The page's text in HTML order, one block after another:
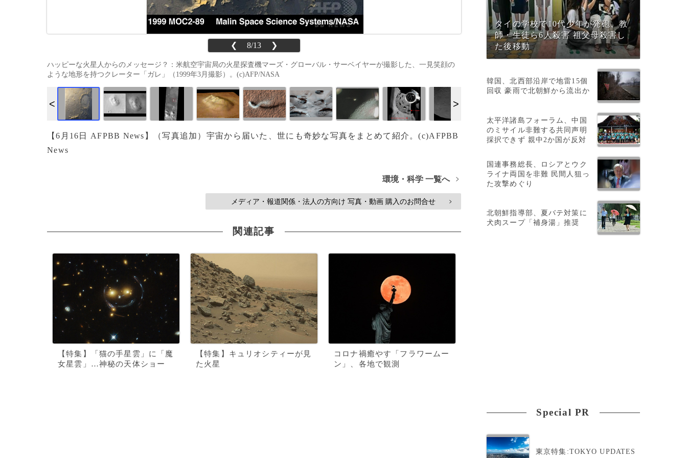
❮ 8/13 ❯
ハッピーな火星人からのメッセージ？：米航空宇宙局の火星探査機マーズ・グローバル・サーベイヤーが撮影した、一見笑顔の
ような地形を持つクレーター「ガレ」（1999年3月撮影）。(c)AFP/NASA
【6月16日 AFPBB News】（写真追加）宇宙から届いた、世にも奇妙な写真をまとめて紹介。(c)AFPBB
News
環境・科学 一覧へ >
メディア・報道関係・法人の方向け 写真・動画 購入のお問合せ >
関連記事
【特集】「猫の手星雲」に「魔
女星雲」…神秘の天体ショー
【特集】キュリオシティーが見
た火星
コロナ禍癒やす「フラワームー
ン」、各地で観測
タイの学校で10代少年が発砲、教
師・生徒ら6人殺害 祖父母殺害し
た後移動
韓国、北西部沿岸で地雷15個
回収 豪雨で北朝鮮から流出か
太平洋諸島フォーラム、中国
のミサイル非難する共同声明
採択できず 親中2か国が反対
国連事務総長、ロシアとウク
ライナ両国を非難 民間人狙っ
た攻撃めぐり
北朝鮮指導部、夏バテ対策に
犬肉スープ「補身湯」推奨
Special PR
東京特集:TOKYO UPDATES